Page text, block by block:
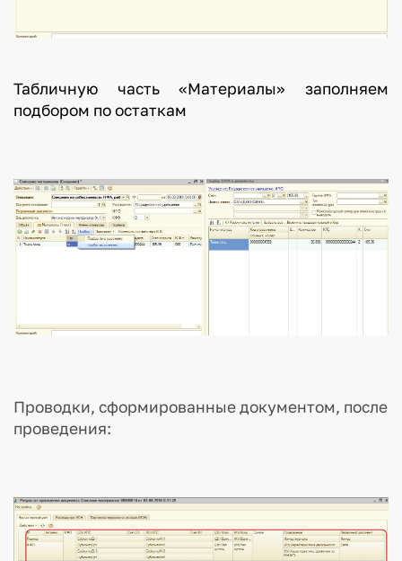
Табличную часть «Материалы» заполняем
подбором по остаткам
Проводки, сформированные документом, после
проведения: